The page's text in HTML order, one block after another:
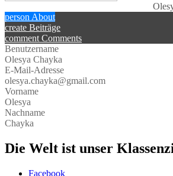
person About
create Beiträge
comment Comments
Benutzername
Olesya Chayka
E-Mail-Adresse
olesya.chayka@gmail.com
Vorname
Olesya
Nachname
Chayka
Die Welt ist unser
Facebook